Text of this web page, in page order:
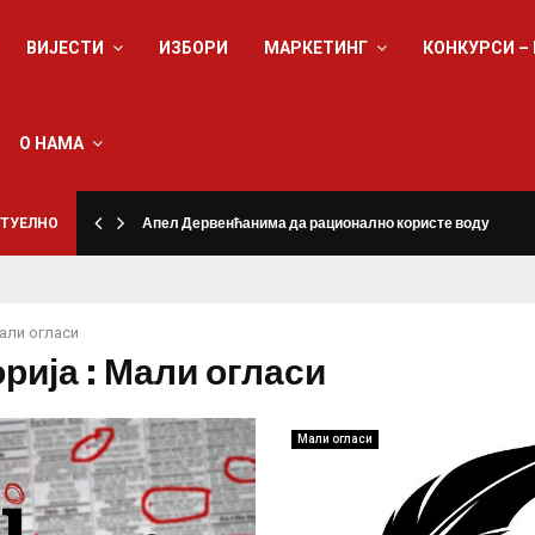
ВИЈЕСТИ ИЗБОРИ МАРКЕТИНГ КОНКУРСИ
О НАМА
Апел Дервенћанима да рационално користе воду
огласи
: Мали огласи
Мали огласи